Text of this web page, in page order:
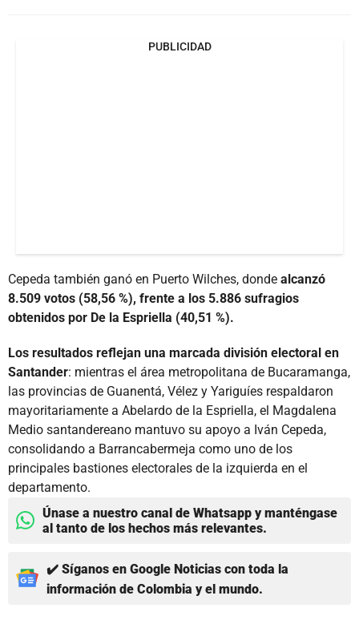
PUBLICIDAD
Cepeda también ganó en Puerto Wilches, donde alcanzó
8.509 votos (58,56 %), frente a los 5.886 sufragios
obtenidos por De la Espriella (40,51 %).
Los resultados reflejan una marcada división electoral en
Santander: mientras el área metropolitana de Bucaramanga,
las provincias de Guanentá, Vélez y Yariguíes respaldaron
mayoritariamente a Abelardo de la Espriella, el Magdalena
Medio santandereano mantuvo su apoyo a Iván Cepeda,
consolidando a Barrancabermeja como uno de los
principales bastiones electorales de la izquierda en el
departamento.
Únase a nuestro canal de Whatsapp y manténgase
al tanto de los hechos más relevantes.
✔️ Síganos en Google Noticias con toda la
información de Colombia y el mundo.